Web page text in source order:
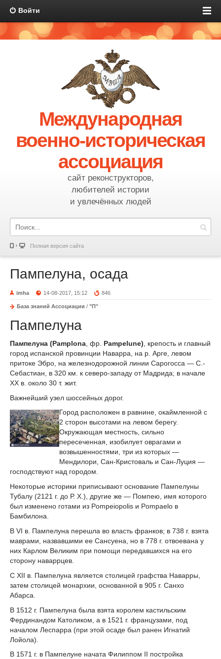
Войти
Международная
военно-историческая
ассоциация
сайт реконструкторов,
любителей истории
и увлечённых людей
Полная версия сайта
Пампелуна, осада
imha 14-08-2017, 15:12 846
База знаний Ассоциации / "П"
Пампелуна
Пампелуна (Pamplona , фр. Pampelune) , крепость и главный
город испанской провинции Наварра, на р. Арге, левом
притоке Эбро, на железнодорожной линии Сарогосса — С.-
Себастиан, в 320 км. к северо-западу от Мадрида; в начале
XX в. около 30 т. жит.
Важнейший узел шоссейных дорог.
Город расположен в равнине, окаймленной с
2 сторон высотами на левом берегу.
Окружающая местность, сильно
пересеченная, изобилует оврагами и
возвышенностями, три из которых —
Мендилори, Сан-Кристоваль и Сан-Луция —
господствуют над городом.
Некоторые историки приписывают основание Пампелуны
Тубалу (2121 г. до Р. Х.), другие же — Помпею, имя которого
был изменено готами из Pompeiopolis и Pompaelo в
Бамбилона.
В VI в. Пампелуна перешла во власть франков; в 738 г. взята
маврами, назвавшими ее Сансуена, но в 778 г. отвоевана у
них Карлом Великим при помощи передавшихся на его
сторону наваррцев.
С XII в. Пампелуна является столицей графства Наварры,
затем столицей монархии, основанной в 905 г. Санхо
Абарса.
В 1512 г. Пампелуна была взята королем кастильским
Фердинандом Католиком, а в 1521 г. французами, под
началом Леспарра (при этой осаде был ранен Игнатий
Лойола).
В 1571 г. в Пампелуне начата Филиппом II постройка